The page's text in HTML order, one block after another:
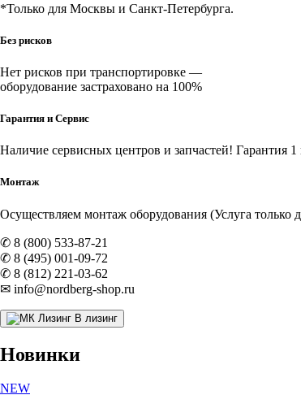
*Только для Москвы и Санкт-Петербурга.
Без рисков
Нет рисков при транспортировке —
оборудование застраховано на 100%
Гарантия и Сервис
Наличие сервисных центров и запчастей! Гарантия
Монтаж
Осуществляем монтаж оборудования (Услуга
✆ 8 (800) 533-87-21
✆ 8 (495) 001-09-72
✆ 8 (812) 221-03-62
✉ info@nordberg-shop.ru
В лизинг
Новинки
NEW